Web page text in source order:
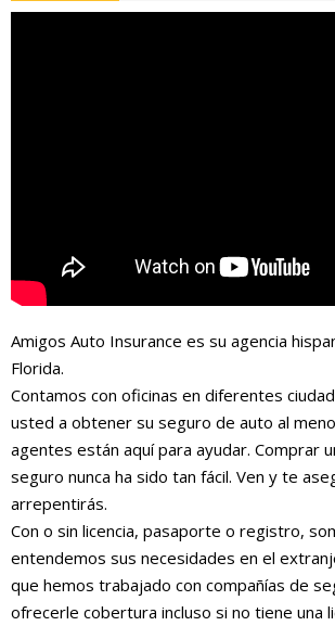
Amigos Auto Insurance es su agencia
Florida.
Contamos con oficinas en diferentes
usted a obtener su seguro de auto al
agentes están aquí para ayudar. Comprar
seguro nunca ha sido tan fácil. Ven y te
arrepentirás.
Con o sin licencia, pasaporte o registro,
entendemos sus necesidades en el
que hemos trabajado con compañías de
ofrecerle cobertura incluso si no tiene una